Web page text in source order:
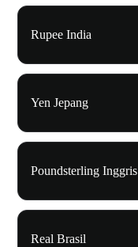
Rupee India
Yen Jepang
Poundsterling Inggris
Real Brasil